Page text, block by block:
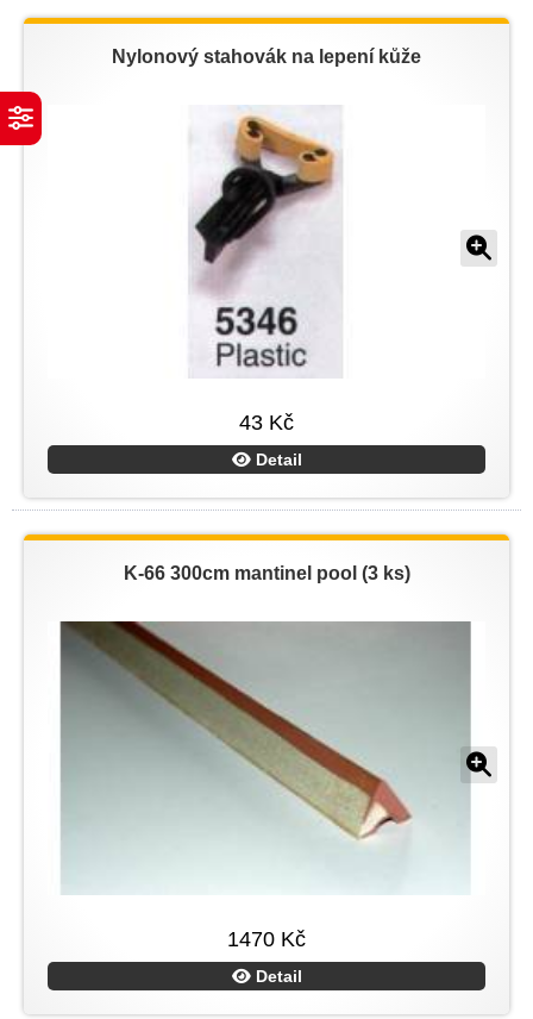
Nylonový stahovák na lepení kůže
43 Kč
Detail
K-66 300cm mantinel pool (3 ks)
1470 Kč
Detail